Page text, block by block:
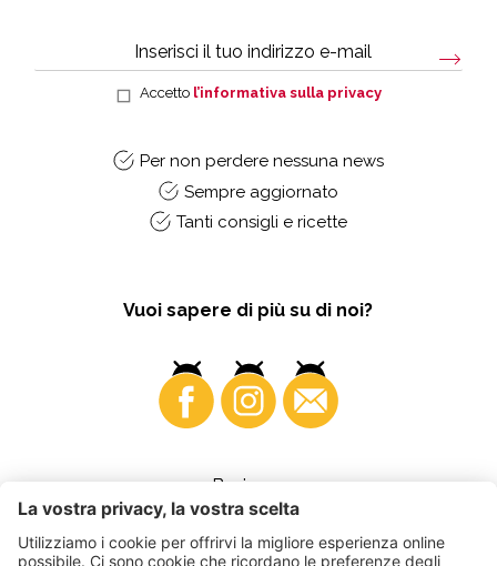
Accetto l’informativa sulla privacy
Per non perdere nessuna news
Sempre aggiornato
Tanti consigli e ricette
Vuoi sapere di più su di noi?
Business